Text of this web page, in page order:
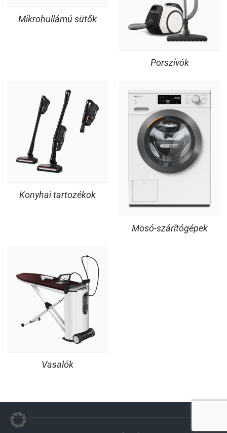
Mikrohullámú sütők
Porszívók
Konyhai tartozékok
Mosó-szárítógépek
Vasalók